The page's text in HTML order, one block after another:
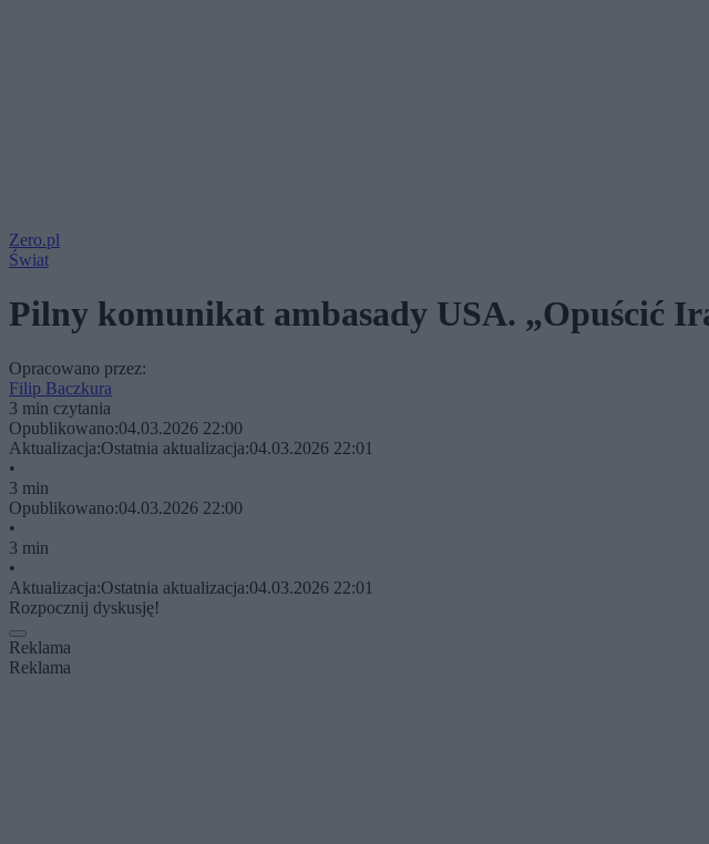
Zero.pl
Świat
Pilny komunikat ambasady USA. „Opuścić
Opracowano przez:
Filip Baczkura
3 min czytania
Opublikowano:04.03.2026 22:00
Aktualizacja:Ostatnia aktualizacja:04.03.2026 22:01
•
3 min
Opublikowano:04.03.2026 22:00
•
3 min
•
Aktualizacja:Ostatnia aktualizacja:04.03.2026 22:01
Rozpocznij dyskusję!
Reklama
Reklama